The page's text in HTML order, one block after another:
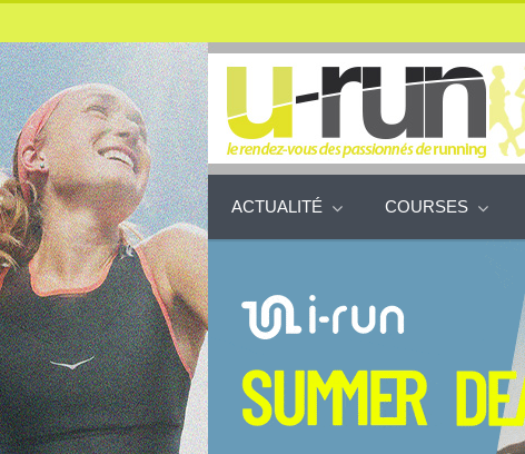
ACTUALITÉ COURSES